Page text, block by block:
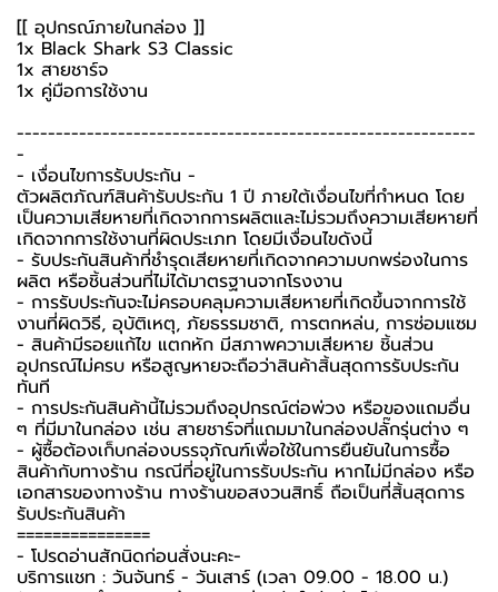
[[ อุปกรณ์ภายในกล่อง ]]
1x Black Shark S3 Classic
1x สายชาร์จ
1x คู่มือการใช้งาน
-----------------------------------------------------------
-
-️ เงื่อนไขการรับประกัน -️
ตัวผลิตภัณฑ์สินค้ารับประกัน 1 ปี ภายใต้เงื่อนไขที่กำหนด โดย
เป็นความเสียหายที่เกิดจากการผลิตและไม่รวมถึงความเสียหายที่
เกิดจากการใช้งานที่ผิดประเภท โดยมีเงื่อนไขดังนี้
- รับประกันสินค้าที่ชำรุดเสียหายที่เกิดจากความบกพร่องในการ
ผลิต หรือชิ้นส่วนที่ไม่ได้มาตรฐานจากโรงงาน
- การรับประกันจะไม่ครอบคลุมความเสียหายที่เกิดขึ้นจากการใช้
งานที่ผิดวิธี, อุบัติเหตุ, ภัยธรรมชาติ, การตกหล่น, การซ่อมแซม
- สินค้ามีรอยแก้ไข แตกหัก มีสภาพความเสียหาย ชิ้นส่วน
อุปกรณ์ไม่ครบ หรือสูญหายจะถือว่าสินค้าสิ้นสุดการรับประกัน
ทันที
- การประกันสินค้านี้ไม่รวมถึงอุปกรณ์ต่อพ่วง หรือของแถมอื่น
ๆ ที่มีมาในกล่อง เช่น สายชาร์จที่แถมมาในกล่องปลั๊กรุ่นต่าง ๆ
-️ ผู้ซื้อต้องเก็บกล่องบรรจุภัณฑ์เพื่อใช้ในการยืนยันในการซื้อ
สินค้ากับทางร้าน กรณีที่อยู่ในการรับประกัน หากไม่มีกล่อง หรือ
เอกสารของทางร้าน ทางร้านขอสงวนสิทธิ์ ถือเป็นที่สิ้นสุดการ
รับประกันสินค้า
===============
-️ โปรดอ่านสักนิดก่อนสั่งนะคะ-️
บริการแชท : วันจันทร์ - วันเสาร์ (เวลา 09.00 - 18.00 น.)